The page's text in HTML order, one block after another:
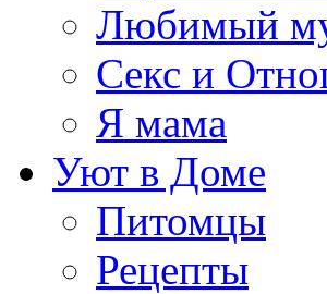
Любимый
Секс и
Я мама
Уют в Доме
Питомцы
Рецепты